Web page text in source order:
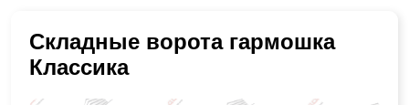
Складные ворота гармошка
Классика